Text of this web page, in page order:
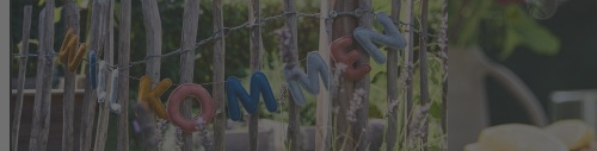
Fotos: Persis Klassen & Sophia Lukasch (1), Sophia Lukasch (2-5)